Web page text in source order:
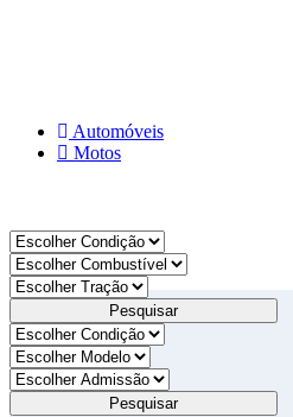
Automóveis
Motos
Pesquisar
Pesquisar